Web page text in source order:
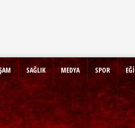
SAĞLIK MEDYA SPOR